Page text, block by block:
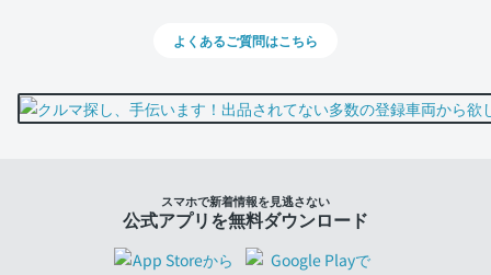
よくあるご質問はこちら
スマホで新着情報を見逃さない
公式アプリを無料ダウンロード